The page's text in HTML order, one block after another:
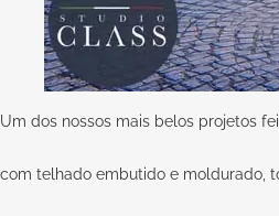
Um dos nossos mais belos projetos
com telhado embutido e moldurado,